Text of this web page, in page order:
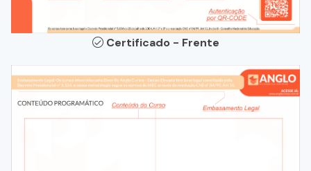
Certificado - Frente